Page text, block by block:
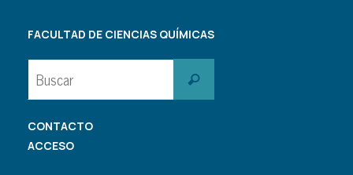
FACULTAD DE CIENCIAS QUÍMICAS
Buscar
CONTACTO
ACCESO